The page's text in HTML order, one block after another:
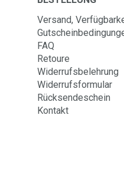
Versand,
FAQ
Retoure
Widerrufsbelehrung
Widerrufsformular
Rücksendeschein
Kontakt